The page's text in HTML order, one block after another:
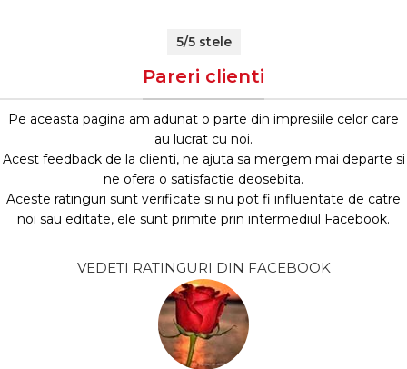
5/5 stele
Pareri clienti
Pe aceasta pagina am adunat o parte din impresiile celor care
au lucrat cu noi.
Acest feedback de la clienti, ne ajuta sa mergem mai departe si
ne ofera o satisfactie deosebita.
Aceste ratinguri sunt verificate si nu pot fi influentate de catre
noi sau editate, ele sunt primite prin intermediul Facebook.
VEDETI RATINGURI DIN FACEBOOK